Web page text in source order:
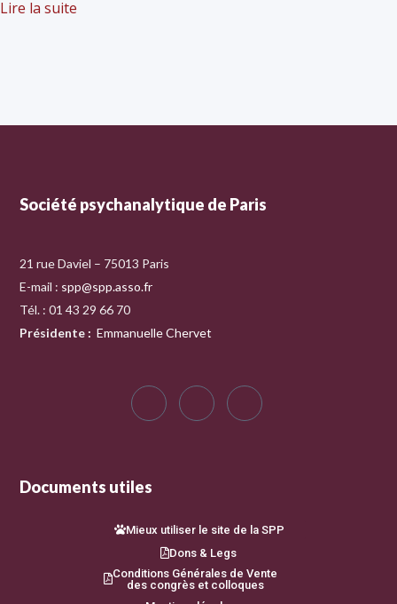
Lire la suite
Société psychanalytique de Paris
21 rue Daviel – 75013 Paris
E-mail : spp@spp.asso.fr
Tél. : 01 43 29 66 70
Présidente : Emmanuelle Chervet
Documents utiles
Mieux utiliser le site de la SPP
Dons & Legs
Conditions Générales de Vente
des congrès et colloques